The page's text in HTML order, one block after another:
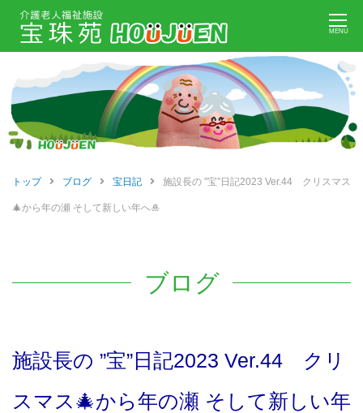
Skip
MENU
トップ ブログ 宝日記 施設長の ”宝”日記2023 Ver.44 クリスマス
🎄から年の瀬 そして新しい年へ🎍
ブログ
施設長の ”宝”日記2023 Ver.44 クリ
スマス🎄から年の瀬 そして新しい年